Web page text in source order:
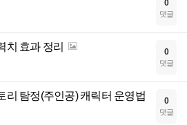
0
댓글
치 효과 정리 0
댓글
리 탐정(주인공) 캐릭터 운영법 0
댓글